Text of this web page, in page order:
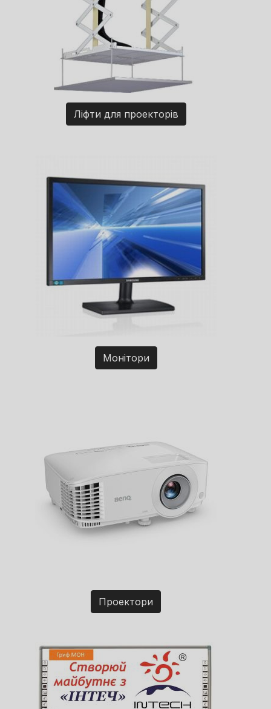
Ліфти для проекторів
Монітори
Проектори